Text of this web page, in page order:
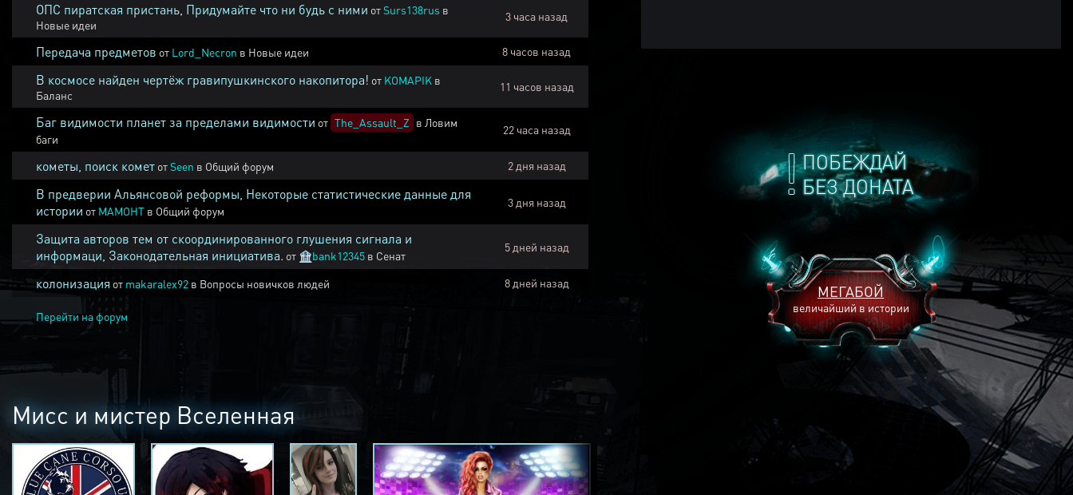
ПОБЕЖДАЙ
БЕЗ ДОНАТА
МЕГАБОЙ
величайший в истории
ОПС пиратская пристань, Придумайте что ни будь с ними отSurs138rus в
Новые идеи
3 часа назад
Передача предметов от Lord_Necron в Новые идеи 8 часов назад
В космосе найден чертёж гравипушкинского накопитора! от KOMAPIK в
Баланс
11 часов назад
Баг видимости планет за пределами видимости от The_Assault_Z в Ловим
баги
22 часа назад
кометы, поиск комет отSeen в Общий форум 2 дня назад
В предверии Альянсовой реформы, Некоторые статистические данные для
истории от MAMOHT в Общий форум
3 дня назад
Защита авторов тем от скоординированного глушения сигнала и
информаци, Законодательная инициатива. от 🏦bank12345 в Сенат
5 дней назад
колонизация от makaralex92 в Вопросы новичков людей 8 дней назад
Перейти на форум
Мисс и мистер Вселенная